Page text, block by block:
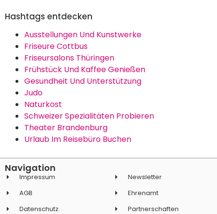
Hashtags entdecken
Ausstellungen Und Kunstwerke
Friseure Cottbus
Friseursalons Thüringen
Frühstück Und Kaffee Genießen
Gesundheit Und Unterstützung
Judo
Naturkost
Schweizer Spezialitäten Probieren
Theater Brandenburg
Urlaub Im Reisebüro Buchen
Navigation
Impressum
AGB
Datenschutz
Newsletter
Ehrenamt
Partnerschaften